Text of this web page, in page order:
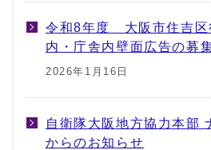
令和8年度 大阪市住吉区
内・庁舎内壁面広告の募
2026年1月16日
自衛隊大阪地方協力本部
からのお知らせ